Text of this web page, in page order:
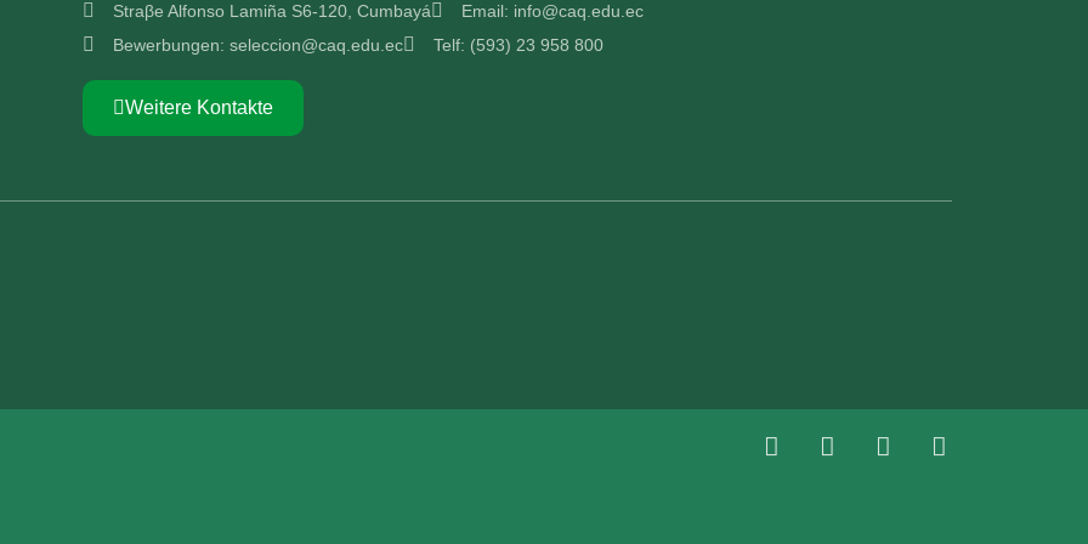
Straβe Alfonso Lamiña S6-120, Cumbayá
Email: info@caq.edu.ec
Bewerbungen: seleccion@caq.edu.ec
Telf: (593) 23 958 800
Weitere Kontakte